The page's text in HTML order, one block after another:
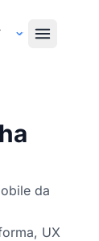
Language
da
UX